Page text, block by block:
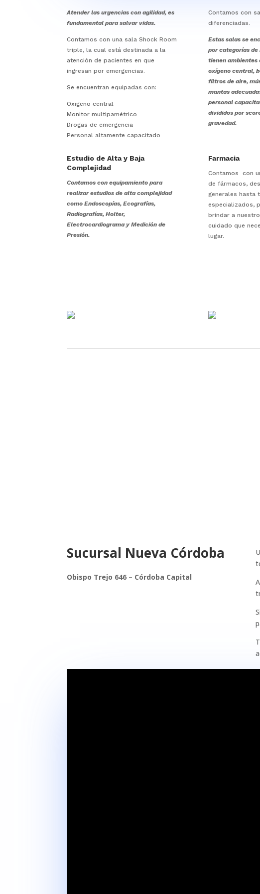
Atender las urgencias con agilidad, es
fundamental para salvar vidas.
Contamos con una sala Shock Room
triple, la cual está destinada a la
atención de pacientes en que
ingresan por emergencias.
Se encuentran equipadas con:
Oxigeno central
Monitor multipamétrico
Drogas de emergencia
Personal altamente capacitado
Estudio de Alta y Baja
Complejidad
Contamos con equipamiento para
realizar estudios de alta complejidad
como Endoscopías, Ecografías,
Radiografías, Holter,
Electrocardiograma y Medición de
Presión.
Contamos con
diferenciadas.
Estas salas se
por categorías
tienen ambientes
oxígeno central,
filtros de aire,
mantas
personal
divididos por
gravedad.
Farmacia
Contamos
con
de fármacos,
generales hasta
especializados,
brindar a
cuidado que
lugar.
Sucursal Nueva Córdoba
Obispo Trejo 646 – Córdoba Capital